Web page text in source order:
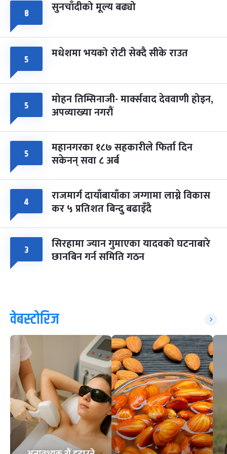
८ सुनचाँदीको मूल्य बढ्यो
५ मधेशमा भयको रोटी सेक्दै सीके राउत
५ मोहन तिम्सिनाजी- मार्क्सवाद देववाणी होइन,
अपव्याख्या नगरौं
५ महानगरका १८७ सहकारीले फिर्ता दिन
सकेनन् सवा ८ अर्ब
४ राजमार्ग दायाँबायाँका जग्गामा लाग्ने विकास
कर ५ प्रतिशत बिन्दु बढाइँदै
३ सिरहामा ज्यान गुमाएका यादवको घटनाबारे
छानबिन गर्न समिति गठन
वेबस्टोरिज